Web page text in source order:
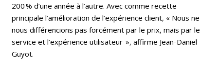
200 % d’une année à l’autre. Avec comme recette
principale l’amélioration de l’expérience client, « Nous ne
nous différencions pas forcément par le prix, mais par le
service et l’expérience utilisateur », affirme Jean-Daniel
Guyot.